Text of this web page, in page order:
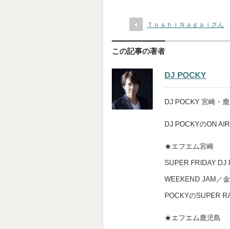
ＴｏｓｈｉＮａｇａｉさん
この記事の著者
DJ POCKY
DJ POCKY 宮崎・
DJ POCKYのON
★エフエム宮崎
SUPER FRIDAY DJ
WEEKEND JAM／
POCKYのSUPER
★エフエム鹿児島